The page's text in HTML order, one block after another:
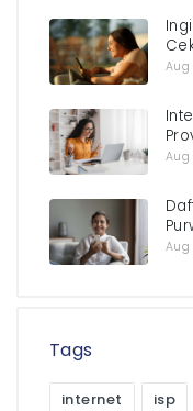
Aug
Aug
Tags
internet isp